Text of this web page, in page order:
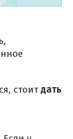
стоитдать